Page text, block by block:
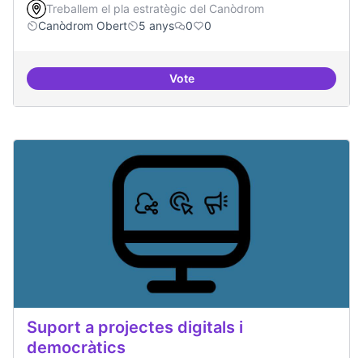
Treballem el pla estratègic del Canòdrom
Canòdrom Obert
5 anys 0 0
VoteTreball en xarxa amb projectes
Suport a projectes digitals i
democràtics